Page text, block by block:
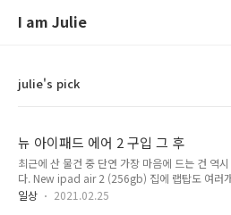
I am Julie
julie's pick
뉴 아이패드 에어 2 구입 그 후
최근에 산 물건 중 단연 가장 마음에 드는 건 역
다. New ipad air 2 (256gb) 집에 랩탑도 여러
최신형인데 뭐하러 아이패드가 필요할까 싶어 망
일상 2021.02.25